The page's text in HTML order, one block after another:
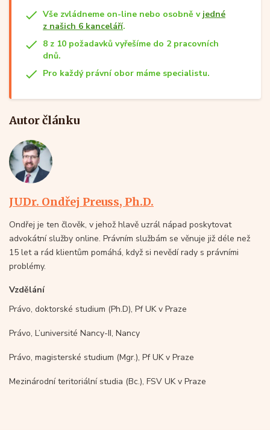
Vše zvládneme on-line nebo osobně v jedné
z našich 6 kanceláří.
8 z 10 požadavků vyřešíme do 2 pracovních
dnů.
Pro každý právní obor máme specialistu.
Autor článku
JUDr. Ondřej Preuss, Ph.D.
Ondřej je ten člověk, v jehož hlavě uzrál nápad poskytovat
advokátní služby online. Právním službám se věnuje již déle než
15 let a rád klientům pomáhá, když si nevědí rady s právními
problémy.
Vzdělání
Právo, doktorské studium (Ph.D), Pf UK v Praze
Právo, L’université Nancy-II, Nancy
Právo, magisterské studium (Mgr.), Pf UK v Praze
Mezinárodní teritoriální studia (Bc.), FSV UK v Praze